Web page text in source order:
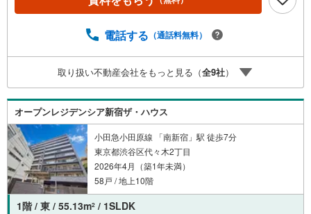
0年築、8階建てのSRC造、総戸数30戸のオートロックと宅
実施済み。お部屋は最上階。新規リノベーション実施で設
の？■分からない事、何でもご相談下さい。■随時！内覧可
能です！■平日・土日・祝祭日…日程・時間はいつでも調整
可能。ご指定の場所にお車でお迎えに上がります。■不動産
購入のご相談も随時開催中！■ ○住宅ローンのご相談 ○
買換えのご相談 ○ご自宅査定のご相談 ○弊社買取も行っ
ております！
電話する （通話料無料）
取り扱い不動産会社をもっと見る（全9社）
オープンレジデンシア新宿ザ・ハウス
小田急小田原線 「南新宿」駅 徒歩7分
東京都渋谷区代々木2丁目
2026年4月（築1年未満）
58戸 / 地上10階
1階 / 東 / 55.13m2 / 1SLDK